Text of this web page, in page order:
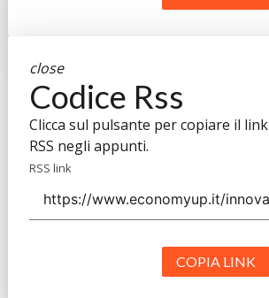
close
Codice Rss
Clicca sul pulsante per copiare il link
RSS negli appunti.
RSS link
COPIA LINK